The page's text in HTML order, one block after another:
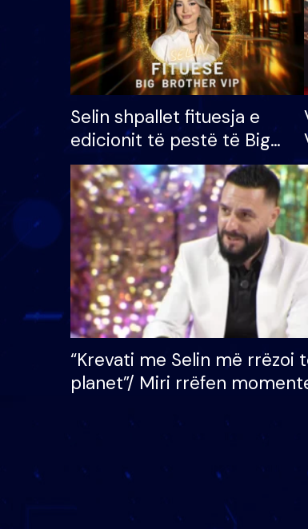
Selin shpallet fituesja e
edicionit të pestë të Big
Brother VIP, rrëmben
çmimin e madh prej 100
mijë eurosh
“Krevati me Selin më rrëzoi
planet”/ Miri rrëfen
mungojë zilja e mëngjesit